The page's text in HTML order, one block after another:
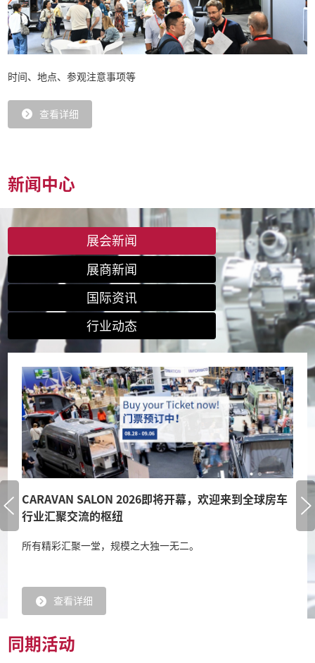
时间、地点、参观注意事项等
查看详细
新闻中心
展会新闻
展商新闻
国际资讯
行业动态
CARAVAN SALON 2026即将开幕，欢迎来到全球房车
行业汇聚交流的枢纽
所有精彩汇聚一堂，规模之大独一无二。
查看详细
同期活动